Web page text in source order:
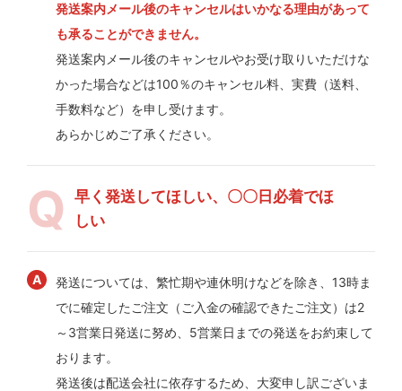
発送案内メール後のキャンセルはいかなる理由があって
も承ることができません。
発送案内メール後のキャンセルやお受け取りいただけな
かった場合などは100％のキャンセル料、実費（送料、
手数料など）を申し受けます。
あらかじめご了承ください。
早く発送してほしい、〇〇日必着でほ
しい
発送については、繁忙期や連休明けなどを除き、13時ま
でに確定したご注文（ご入金の確認できたご注文）は2
～3営業日発送に努め、5営業日までの発送をお約束して
おります。
発送後は配送会社に依存するため、大変申し訳ございま